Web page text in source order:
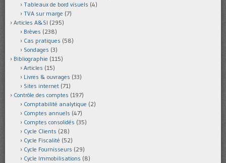
Tableaux de bord visuels (4)
TVA sur marge (7)
Articles A&SI (295)
Brèves (238)
Cas pratiques (58)
Sondages (3)
Bibliographie (115)
Articles (15)
Livres & ouvrages (33)
Sites internet (71)
Contrôle des comptes (197)
Comptabilité analytique (2)
Comptes annuels (47)
Comptes consolidés (35)
Cycle Clients (28)
Cycle Fiscalité (52)
Cycle Fournisseurs (29)
Cycle Immobilisations (8)